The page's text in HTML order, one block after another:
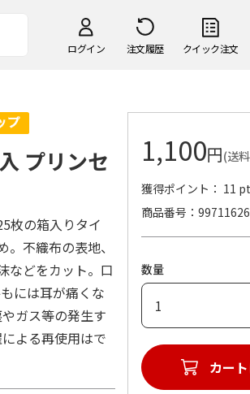
ログイン 注文履歴 クイック注文
プリンセ
枚の箱入りタイ
不織布の表地、
などをカット。口
には耳が痛くな
ガス等の発生す
よる再使用はで
1,100円(送
獲得ポイント： 11 pt
商品番号
数量
カー